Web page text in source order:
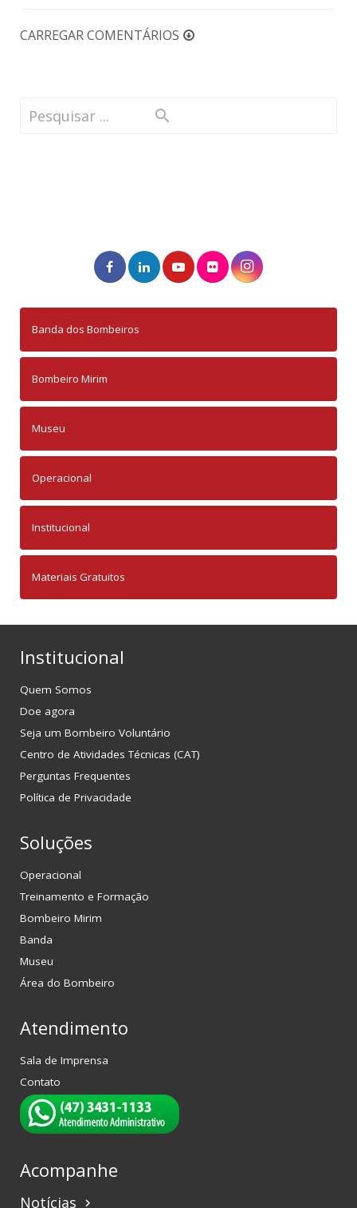
CARREGAR COMENTÁRIOS
Banda dos Bombeiros
Bombeiro Mirim
Museu
Operacional
Institucional
Materiais Gratuitos
Institucional
Quem Somos
Doe agora
Seja um Bombeiro Voluntário
Centro de Atividades Técnicas (CAT)
Perguntas Frequentes
Política de Privacidade
Soluções
Operacional
Treinamento e Formação
Bombeiro Mirim
Banda
Museu
Área do Bombeiro
Atendimento
Sala de Imprensa
Contato
Acompanhe
Notícias keyboard_arrow_right